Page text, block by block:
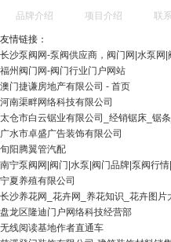
品牌介绍 项目介绍 联
友情链接：
长沙泵阀网-泵阀供应商，阀门网|水泵网|
福州阀门网-阀门行业门户网站
澳门捷谦房地产有限公司 - 首页
河南渠畔网络科技有限公司
太仓市白云锯业有限公司_经销锯床_锯
广水市卓盛广告装饰有限公司
旬阳腾翼管汽配
南宁泵阀网|阀门|水泵|阀门品牌|泵阀行
宁夏养殖有限公司
长沙养花网_花卉网_养花知识_花卉图片
盘龙区隆迪门户网络科技经营部
无线阅读基地作者直通车